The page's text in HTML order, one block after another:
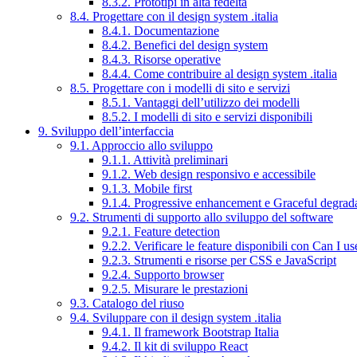
8.4. Progettare con il design system .italia
8.4.1. Documentazione
8.4.2. Benefici del design system
8.4.3. Risorse operative
8.4.4. Come contribuire al design system .italia
8.5. Progettare con i modelli di sito e servizi
8.5.1. Vantaggi dell’utilizzo dei modelli
8.5.2. I modelli di sito e servizi disponibili
9. Sviluppo dell’interfaccia
9.1. Approccio allo sviluppo
9.1.1. Attività preliminari
9.1.2. Web design responsivo e accessibile
9.1.3. Mobile first
9.1.4. Progressive enhancement e Graceful
9.2. Strumenti di supporto allo sviluppo del software
9.2.1. Feature detection
9.2.2. Verificare le feature disponibili con Can I
9.2.3. Strumenti e risorse per CSS e JavaScript
9.2.4. Supporto browser
9.2.5. Misurare le prestazioni
9.3. Catalogo del riuso
9.4. Sviluppare con il design system .italia
9.4.1. Il framework Bootstrap Italia
9.4.2. Il kit di sviluppo React